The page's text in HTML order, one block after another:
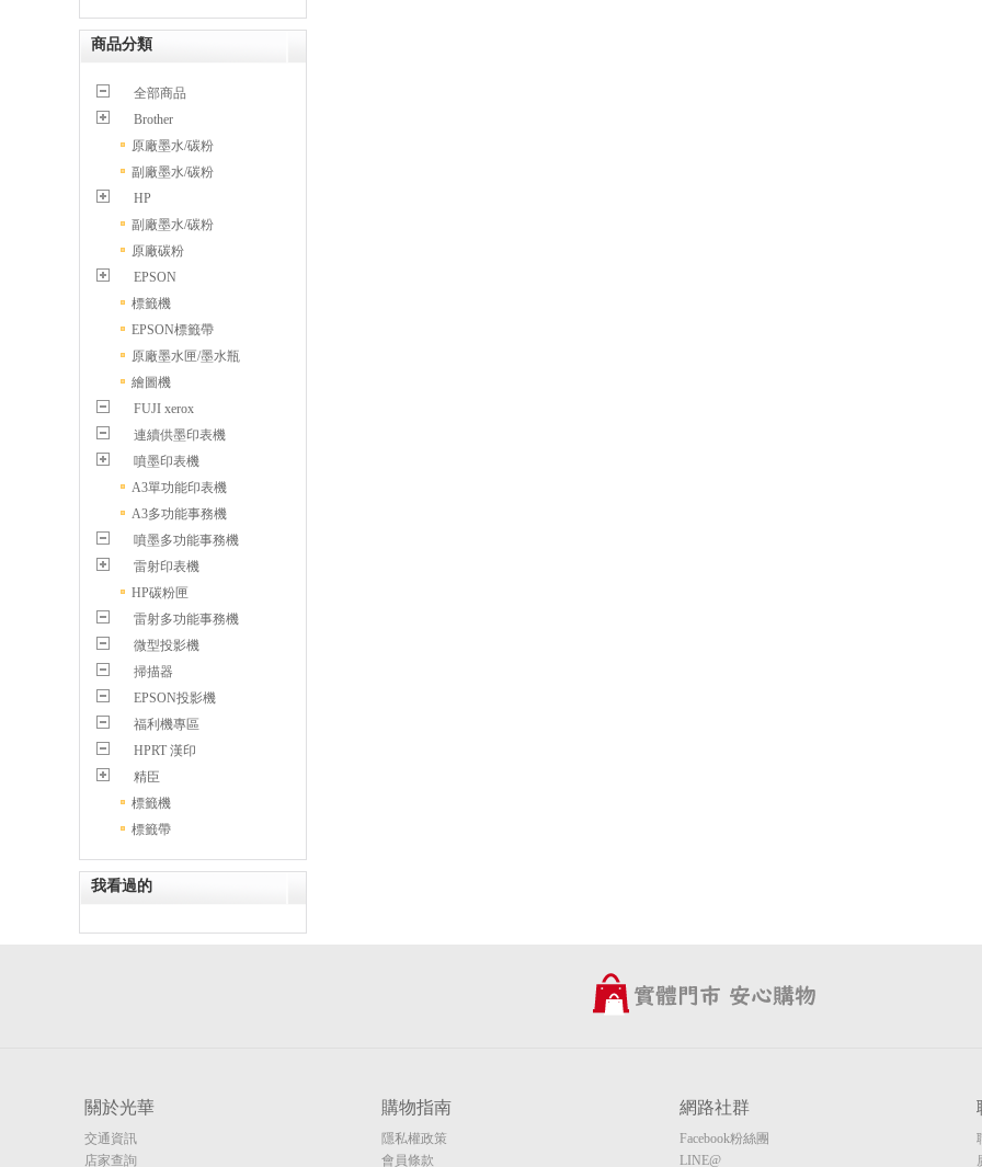
商品分類
全部商品
Brother
原廠墨水/碳粉
副廠墨水/碳粉
HP
副廠墨水/碳粉
原廠碳粉
EPSON
標籤機
EPSON標籤帶
原廠墨水匣/墨水瓶
繪圖機
FUJI xerox
連續供墨印表機
噴墨印表機
A3單功能印表機
A3多功能事務機
噴墨多功能事務機
雷射印表機
HP碳粉匣
雷射多功能事務機
微型投影機
掃描器
EPSON投影機
福利機專區
HPRT 漢印
精臣
標籤機
標籤帶
我看過的
關於光華
交通資訊
店家查詢
購物指南
隱私權政策
會員條款
網路社群
Facebook粉絲團
LINE@